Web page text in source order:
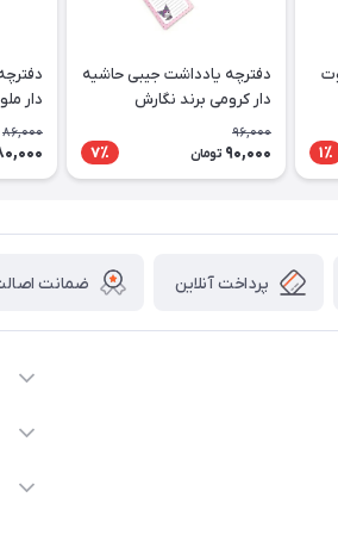
1٪
دفترچه یادداشت جیبی حاشیه
دار کرومی برند نگارش
96,000
90,000 تومان 7٪
دار
86,000
پرداخت آنلاین ضمانت